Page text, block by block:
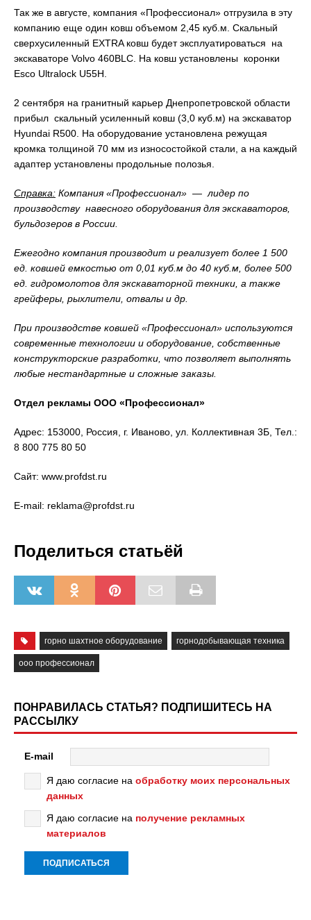
Так же в августе, компания «Профессионал» отгрузила в эту
компанию еще один ковш объемом 2,45 куб.м. Скальный
сверхусиленный EXTRA ковш будет эксплуатироваться на
экскаваторе Volvo 460BLC. На ковш установлены коронки
Esco Ultralock U55H.
2 сентября на гранитный карьер Днепропетровской области
прибыл скальный усиленный ковш (3,0 куб.м) на экскаватор
Hyundai R500. На оборудование установлена режущая
кромка толщиной 70 мм из износостойкой стали, а на каждый
адаптер установлены продольные полозья.
Справка: Компания «Профессионал» — лидер по
производству навесного оборудования для экскаваторов,
бульдозеров в России.
Ежегодно компания производит и реализует более 1 500
ед. ковшей емкостью от 0,01 куб.м до 40 куб.м, более 500
ед. гидромолотов для экскаваторной техники, а также
грейферы, рыхлители, отвалы и др.
При производстве ковшей «Профессионал» используются
современные технологии и оборудование, собственные
конструкторские разработки, что позволяет выполнять
любые нестандартные и сложные заказы.
Отдел рекламы ООО «Профессионал»
Адрес: 153000, Россия, г. Иваново, ул. Коллективная 3Б, Тел.:
8 800 775 80 50
Сайт: www.profdst.ru
E-mail: reklama@profdst.ru
Поделиться статьёй
горно шахтное оборудование горнодобывающая техника
ооо профессионал
ПОНРАВИЛАСЬ СТАТЬЯ? ПОДПИШИТЕСЬ НА
РАССЫЛКУ
E-mail
Я даю согласие на обработку моих персональных
данных
Я даю согласие на получение рекламных
материалов